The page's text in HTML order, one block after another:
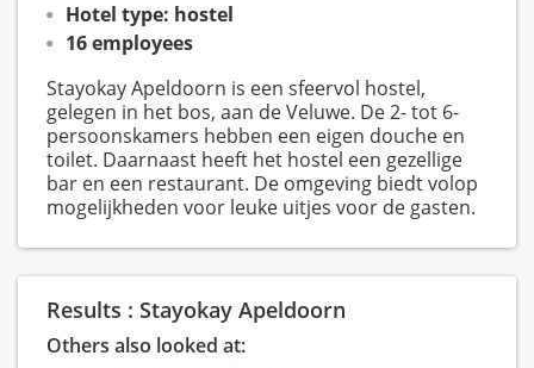
Hotel type: hostel
16 employees
Stayokay Apeldoorn is een sfeervol hostel,
gelegen in het bos, aan de Veluwe. De 2- tot 6-
persoonskamers hebben een eigen douche en
toilet. Daarnaast heeft het hostel een gezellige
bar en een restaurant. De omgeving biedt volop
mogelijkheden voor leuke uitjes voor de gasten.
Results : Stayokay Apeldoorn
Others also looked at: